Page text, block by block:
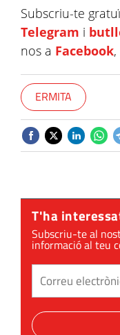
Subscriu-te
Telegram i
nos a Facebook,
ERMITA
T'ha
Subscriu-te al
informació al teu